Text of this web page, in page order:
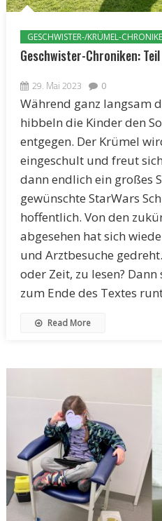
GESCHWISTER-/KRÜMEL-
Geschwister-Chroniken:
29. Mai 2023 0
Während ganz langsam
hibbeln die Kinder den
entgegen. Der Krümel
eingeschult und freut
dann endlich ein großes
gewünschte StarWars
hoffentlich. Von den
abgesehen hat sich
und Arztbesuche
oder Zeit, zu lesen?
zum Ende des Textes
Read More